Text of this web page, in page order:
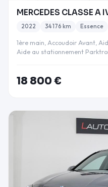
2022 34 176 km Essence
1ère main, Accoudoir Avant,
Aide au stationnement
18 800 €